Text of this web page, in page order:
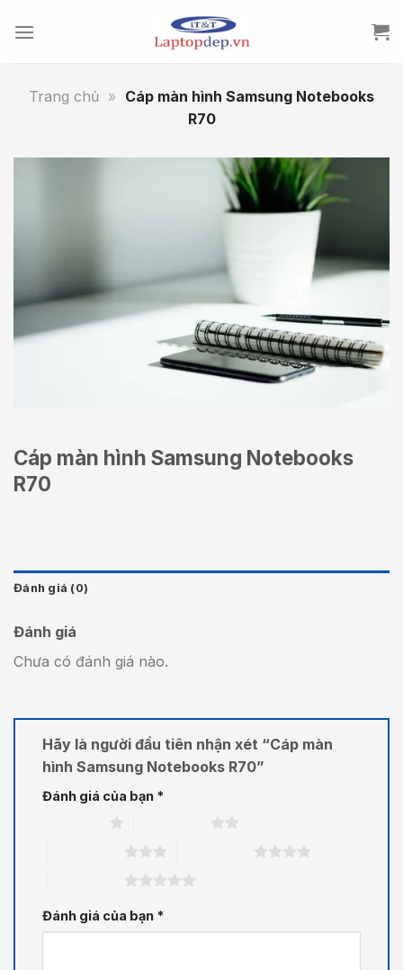
Trang chủ » Cáp màn hình Samsung Notebooks
R70
Cáp màn hình Samsung Notebooks
R70
Đánh giá (0)
Đánh giá
Chưa có đánh giá nào.
Hãy là người đầu tiên nhận xét “Cáp màn
hình Samsung Notebooks R70”
Đánh giá của bạn *
Đánh giá của bạn *